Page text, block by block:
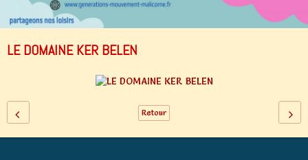
LE DOMAINE KER BELEN
Retour